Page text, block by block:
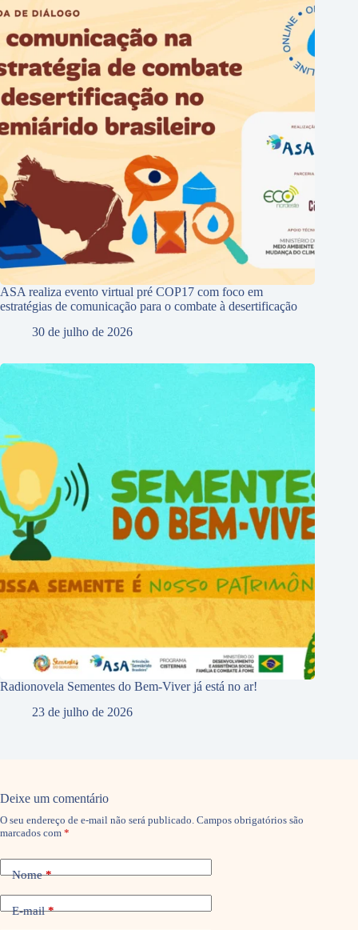
ASA realiza evento virtual pré COP17 com foco em
estratégias de comunicação para o combate à desertificação
30 de julho de 2026
Radionovela Sementes do Bem-Viver já está no ar!
23 de julho de 2026
Deixe um comentário
O seu endereço de e-mail não será publicado. Campos obrigatórios são
marcados com *
Nome*
E-mail*